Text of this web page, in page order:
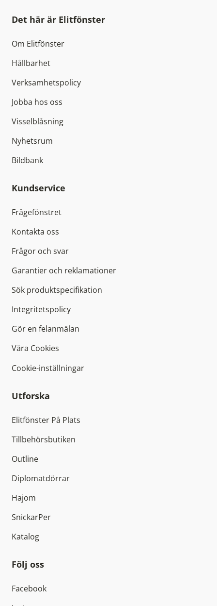
Det här är Elitfönster
Om Elitfönster
Hållbarhet
Verksamhetspolicy
Jobba hos oss
Visselblåsning
Nyhetsrum
Bildbank
Kundservice
Frågefönstret
Kontakta oss
Frågor och svar
Garantier och reklamationer
Sök produktspecifikation
Integritetspolicy
Gör en felanmälan
Våra Cookies
Cookie-inställningar
Utforska
Elitfönster På Plats
Tillbehörsbutiken
Outline
Diplomatdörrar
Hajom
SnickarPer
Katalog
Följ oss
Facebook